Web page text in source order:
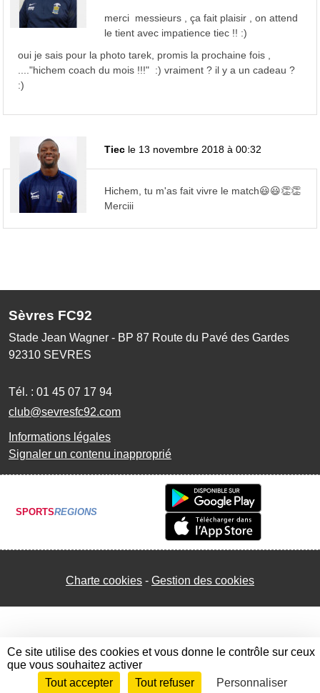
merci messieurs , ça fait plaisir , on attend
le tient avec impatience tiec !! :)
oui je sais pour la photo tarek, promis la prochaine fois ,
...."hichem coach du mois !!!" :) vraiment ? il y a un cadeau ?
:)
Tiec le 13 novembre 2018 à 00:32
Hichem, tu m'as fait vivre le match😃😃👏👏
Merciii
Sèvres FC92
Stade Jean Wagner - BP 87 Route du Pavé des Gardes
92310 SEVRES
Tél. : 01 45 07 17 94
club@sevresfc92.com
Informations légales
Signaler un contenu inapproprié
SPORTSREGIONS
Charte cookies Gestion des cookies
Envie de participer ? Connexion
Ce site utilise des cookies et vous donne le contrôle sur ceux
que vous souhaitez activer
Tout accepter
Tout refuser Personnaliser